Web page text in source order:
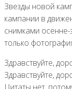
Звезды новой
кампании в
снимками
только
Здравствуйте,
Здравствуйте,